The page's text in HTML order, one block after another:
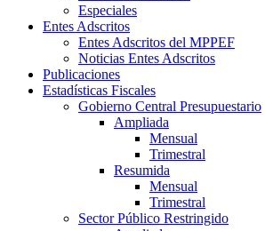
Especiales
Entes Adscritos
Entes Adscritos del MPPEF
Noticias Entes Adscritos
Publicaciones
Estadísticas Fiscales
Gobierno Central Presupuestario
Ampliada
Mensual
Trimestral
Resumida
Mensual
Trimestral
Sector Público Restringido